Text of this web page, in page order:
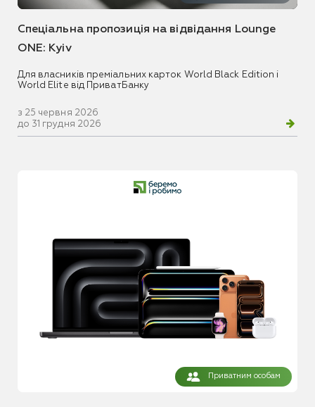
Спеціальна пропозиція на відвідання Lounge
ONE: Kyiv
Для власників преміальних карток World Black Edition і
World Elite від ПриватБанку
з 25 червня 2026
до 31 грудня 2026
Приватним особам